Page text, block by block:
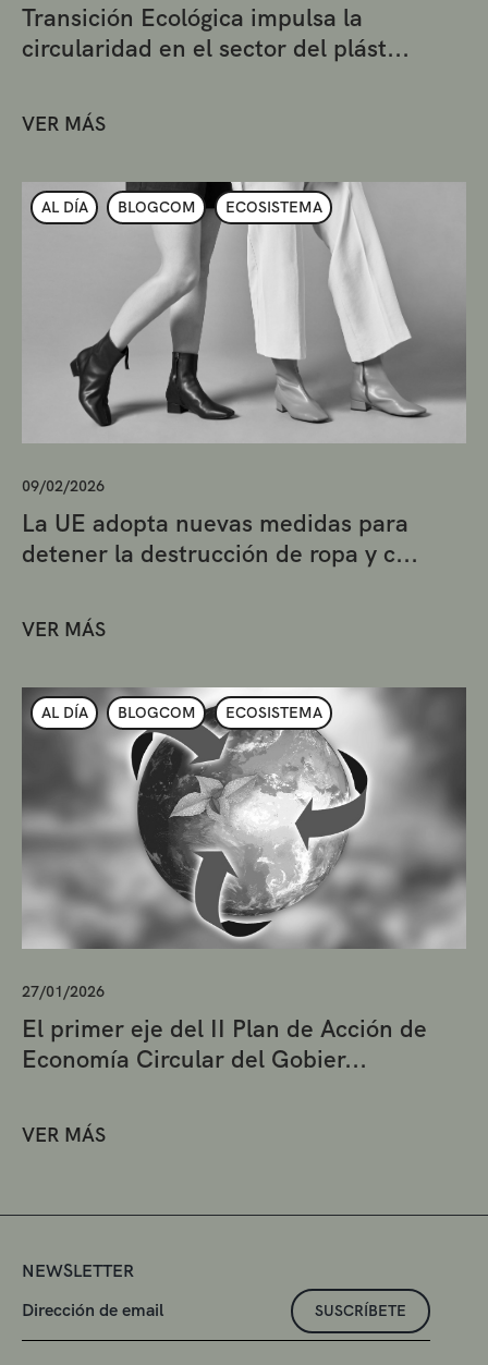
Transición Ecológica impulsa la
circularidad en el sector del plást...
VER MÁS
AL DÍA BLOGCOM ECOSISTEMA
09/02/2026
La UE adopta nuevas medidas para
detener la destrucción de ropa y c...
VER MÁS
AL DÍA BLOGCOM ECOSISTEMA
27/01/2026
El primer eje del II Plan de Acción de
Economía Circular del Gobier...
VER MÁS
NEWSLETTER
SUSCRÍBETE